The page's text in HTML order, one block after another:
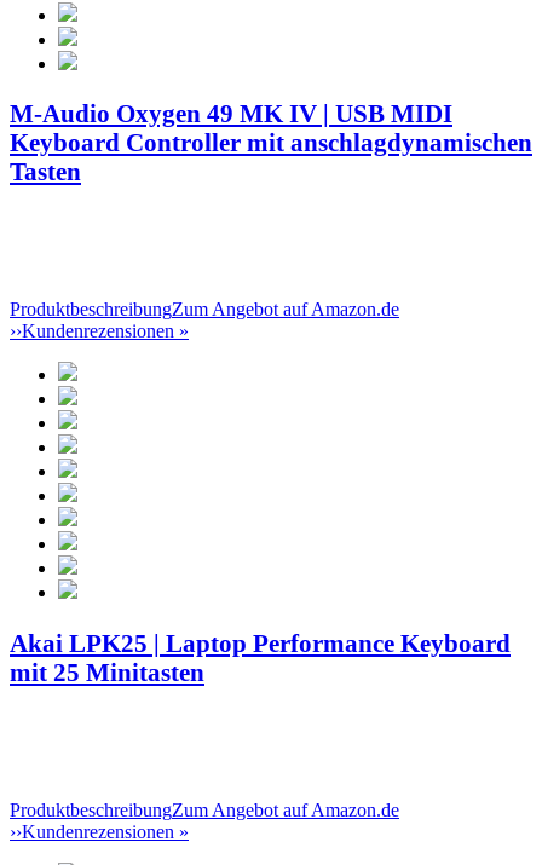
M-Audio Oxygen 49 MK IV | USB MIDI
Keyboard Controller mit anschlagdynamischen
Tasten
ProduktbeschreibungZum Angebot auf Amazon.de
››Kundenrezensionen »
Akai LPK25 | Laptop Performance Keyboard
mit 25 Minitasten
ProduktbeschreibungZum Angebot auf Amazon.de
››Kundenrezensionen »